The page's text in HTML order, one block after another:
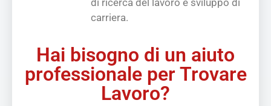
carriera.
Hai bisogno di un aiuto
professionale per Trovare
Lavoro?